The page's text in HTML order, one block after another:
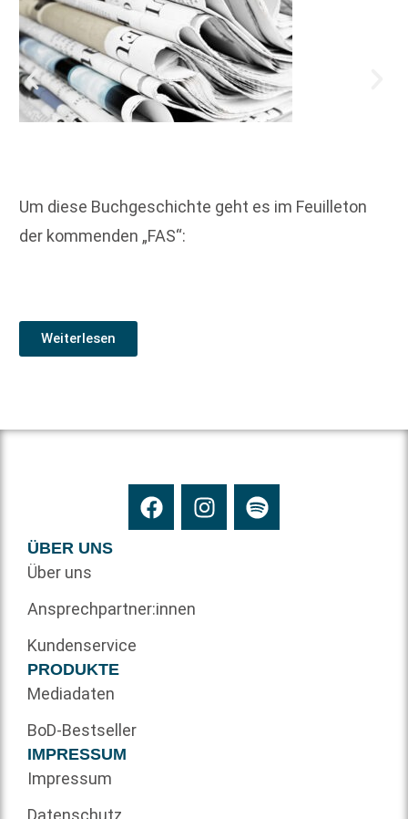
Um diese Buchgeschichte geht es im Feuilleton
der kommenden „FAS“:
Weiterlesen
ÜBER UNS
Über uns
Ansprechpartner:innen
Kundenservice
PRODUKTE
Mediadaten
BoD-Bestseller
IMPRESSUM
Impressum
Datenschutz